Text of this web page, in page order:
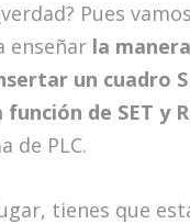
Pues
enseñar la
un cuadro
de SET y
de PLC.
tienes que